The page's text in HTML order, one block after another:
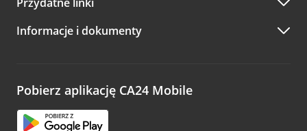
A po wizycie…
Zachęcamy do podzielenia się z nami opinią o wizycie.
opinie.
Informacje i dokumenty
Pobierz aplikację CA24 Mobile